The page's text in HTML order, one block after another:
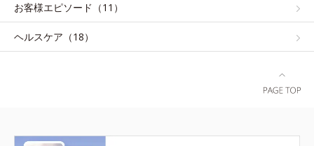
お客様エピソード（11）
ヘルスケア（18）